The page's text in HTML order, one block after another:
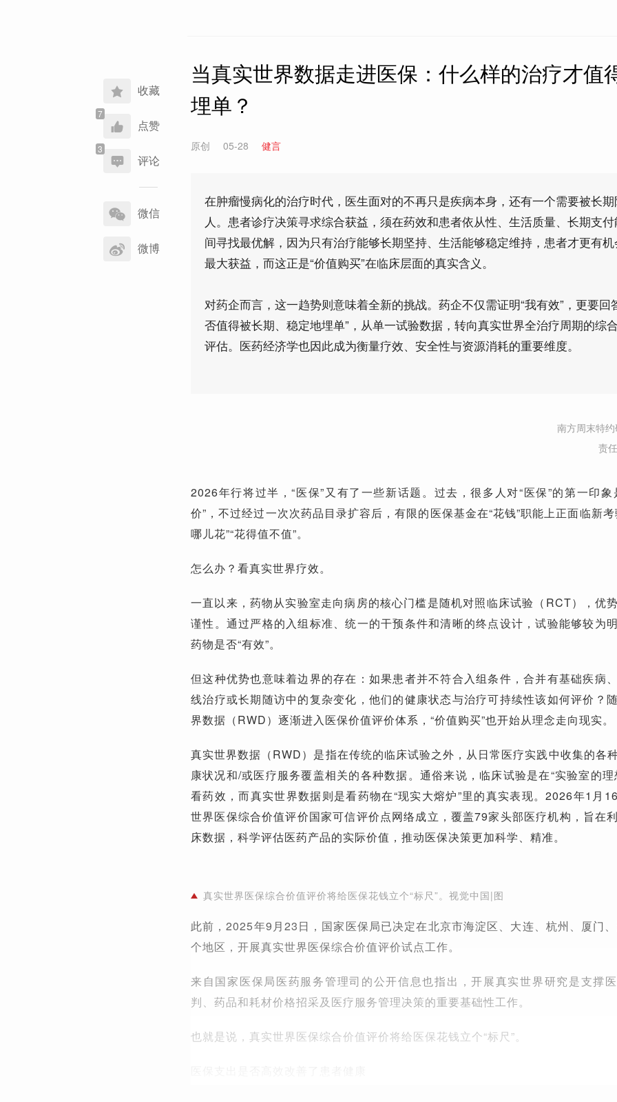
收藏
点赞
评论
享
到
微信
微博
当真实世界数据走进医保：什么样的治疗才值
埋单？
原创 05-28 健言
在肿瘤慢病化的治疗时代，医生面对的不再只是疾病本身，还有一个需要被长
人。患者诊疗决策寻求综合获益，须在药效和患者依从性、生活质量、长期支付
间寻找最优解，因为只有治疗能够长期坚持、生活能够稳定维持，患者才更有
最大获益，而这正是“价值购买”在临床层面的真实含义。
对药企而言，这一趋势则意味着全新的挑战。药企不仅需证明“我有效”，更要回
否值得被长期、稳定地埋单”，从单一试验数据，转向真实世界全治疗周期的综
评估。医药经济学也因此成为衡量疗效、安全性与资源消耗的重要维度。
南方周末特
责
2026年行将过半，“医保”又有了一些新话题。过去，很多人对“医保”的第一印象
价”，不过经过一次次药品目录扩容后，有限的医保基金在“花钱”职能上正面临新考
哪儿花”“花得值不值”。
怎么办？看真实世界疗效。
一直以来，药物从实验室走向病房的核心门槛是随机对照临床试验（RCT），优
谨性。通过严格的入组标准、统一的干预条件和清晰的终点设计，试验能够较为
药物是否“有效”。
但这种优势也意味着边界的存在：如果患者并不符合入组条件，合并有基础疾病
线治疗或长期随访中的复杂变化，他们的健康状态与治疗可持续性该如何评价？
界数据（RWD）逐渐进入医保价值评价体系，“价值购买”也开始从理念走向现实。
真实世界数据（RWD）是指在传统的临床试验之外，从日常医疗实践中收集的各
康状况和/或医疗服务覆盖相关的各种数据。通俗来说，临床试验是在“实验室的理
看药效，而真实世界数据则是看药物在“现实大熔炉”里的真实表现。2026年1月
世界医保综合价值评价国家可信评价点网络成立，覆盖79家头部医疗机构，旨在
床数据，科学评估医药产品的实际价值，推动医保决策更加科学、精准。
真实世界医保综合价值评价将给医保花钱立个“标尺”。视觉中国|图
此前，2025年9月23日，国家医保局已决定在北京市海淀区、大连、杭州、厦门
个地区，开展真实世界医保综合价值评价试点工作。
来自国家医保局医药服务管理司的公开信息也指出，开展真实世界研究是支撑
判、药品和耗材价格招采及医疗服务管理决策的重要基础性工作。
也就是说，真实世界医保综合价值评价将给医保花钱立个“标尺”。